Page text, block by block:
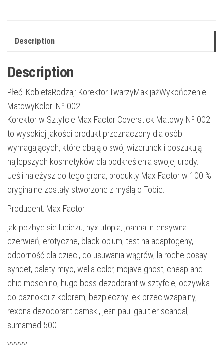
Description
Description
Płeć: KobietaRodzaj: Korektor TwarzyMakijażWykończenie:
MatowyKolor: Nº 002
Korektor w Sztyfcie Max Factor Coverstick Matowy Nº 002
to wysokiej jakości produkt przeznaczony dla osób
wymagających, które dbają o swój wizerunek i poszukują
najlepszych kosmetyków dla podkreślenia swojej urody.
Jeśli należysz do tego grona, produkty Max Factor w 100 %
oryginalne zostały stworzone z myślą o Tobie.
Producent: Max Factor
jak pozbyc sie lupiezu, nyx utopia, joanna intensywna
czerwień, erotyczne, black opium, test na adaptogeny,
odporność dla dzieci, do usuwania wągrów, la roche posay
syndet, palety miyo, wella color, mojave ghost, cheap and
chic moschino, hugo boss dezodorant w sztyfcie, odzywka
do paznokci z kolorem, bezpieczny lek przeciwzapalny,
rexona dezodorant damski, jean paul gaultier scandal,
sumamed 500